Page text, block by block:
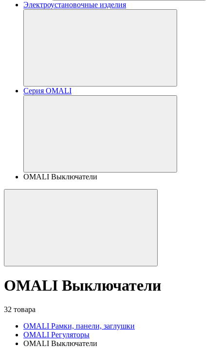
Электроустановочные изделия
Серия OMALI
OMALI Выключатели
OMALI Выключатели
32 товара
OMALI Рамки, панели, заглушки
OMALI Регуляторы
OMALI Выключатели